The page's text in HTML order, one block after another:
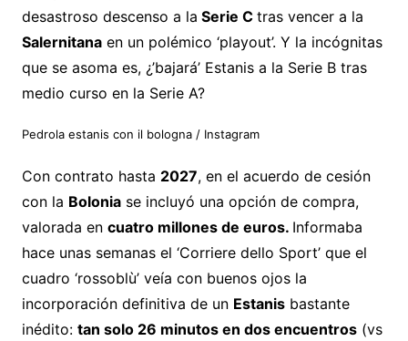
desastroso descenso a la Serie C tras vencer a la
Salernitanaen un polémico ‘playout’. Y la incógnitas
que se asoma es, ¿’bajará’ Estanis a la Serie B tras
medio curso en la Serie A?
Pedrola estanis con il bologna / Instagram
Con contrato hasta 2027, en el acuerdo de cesión
con la Boloniase incluyó una opción de compra,
valorada en cuatro millones de euros. Informaba
hace unas semanas el ‘Corriere dello Sport’ que el
cuadro ‘rossoblù’ veía con buenos ojos la
incorporación definitiva de un Estanisbastante
inédito: tan solo 26 minutos en dos encuentros(vs